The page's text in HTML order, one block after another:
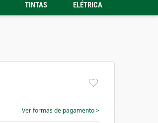
TINTAS ELÉTRICA
Ver formas de pagamento>